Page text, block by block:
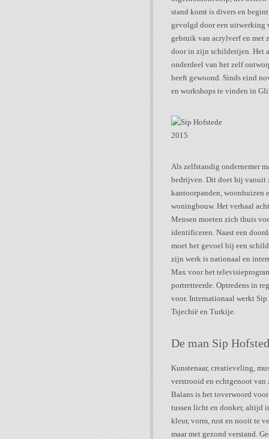
stand komt is divers en
gevolgd door een uitwerking
gebruik van acrylverf en met
door in zijn schilderijen. Het
onderdeel van het zelf
heeft gewoond. Sinds eind
en workshops te vinden in
Als zelfstandig ondernemer
bedrijven. Dit doet hij vanuit
kantoorpanden, woonhuizen
woningbouw. Het verhaal
Mensen moeten zich thuis
identificeren. Naast een
moet het gevoel bij een
zijn werk is nationaal en
Max voor het
portretteerde. Optredens in
voor. Internationaal werkt
Tsjechië en Turkije.
De man Sip
Kunstenaar, creatieveling,
verstrooid en echtgenoot
Balans is het toverwoord
tussen licht en donker, altijd
kleur, vorm, rust en nooit te
maar met gezond verstand.